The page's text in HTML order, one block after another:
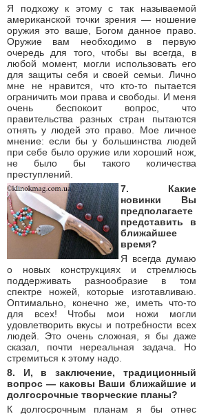
Я подхожу к этому с так называемой
американской точки зрения — ношение
оружия это ваше, Богом данное право.
Оружие вам необходимо в первую
очередь для того, чтобы вы всегда, в
любой момент, могли использовать его
для защиты себя и своей семьи. Лично
мне не нравится, что кто-то пытается
ограничить мои права и свободы. И меня
очень беспокоит вопрос, что
правительства разных стран пытаются
отнять у людей это право. Мое личное
мнение: если бы у большинства людей
при себе было оружие или хороший нож,
не было бы такого количества
преступлений.
7. Какие
новинки Вы
предполагаете
представить в
ближайшее
время?
Я всегда думаю
о новых конструкциях и стремлюсь
поддерживать разнообразие в том
спектре ножей, которые изготавливаю.
Оптимально, конечно же, иметь что-то
для всех! Чтобы мои ножи могли
удовлетворить вкусы и потребности всех
людей. Это очень сложная, я бы даже
сказал, почти нереальная задача. Но
стремиться к этому надо.
8. И, в заключение, традиционный
вопрос — каковы Ваши ближайшие и
долгосрочные творческие планы?
К долгосрочным планам я бы отнес